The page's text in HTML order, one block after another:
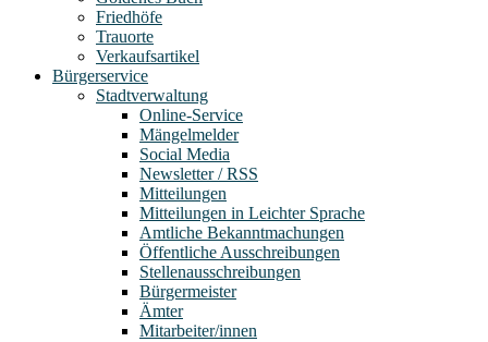
Friedhöfe
Trauorte
Verkaufsartikel
Bürgerservice
Stadtverwaltung
Online-Service
Mängelmelder
Social Media
Newsletter / RSS
Mitteilungen
Mitteilungen in Leichter Sprache
Amtliche Bekanntmachungen
Öffentliche Ausschreibungen
Stellenausschreibungen
Bürgermeister
Ämter
Mitarbeiter/innen